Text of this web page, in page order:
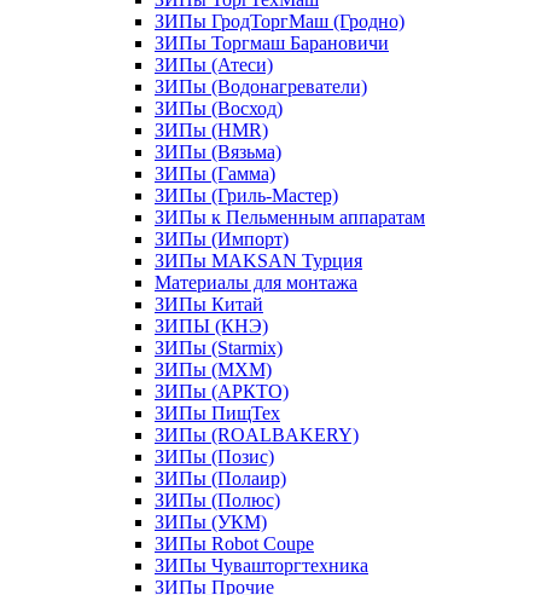
ЗИПы ГродТоргМаш (Гродно)
ЗИПы Торгмаш Барановичи
ЗИПы (Атеси)
ЗИПы (Водонагреватели)
ЗИПы (Восход)
ЗИПы (HMR)
ЗИПы (Вязьма)
ЗИПы (Гамма)
ЗИПы (Гриль-Мастер)
ЗИПы к Пельменным аппаратам
ЗИПы (Импорт)
ЗИПы MAKSAN Турция
Материалы для монтажа
ЗИПы Китай
ЗИПЫ (КНЭ)
ЗИПы (Starmix)
ЗИПы (МХМ)
ЗИПы (АРКТО)
ЗИПы ПищТех
ЗИПы (ROALBAKERY)
ЗИПы (Позис)
ЗИПы (Полаир)
ЗИПы (Полюс)
ЗИПы (УКМ)
ЗИПы Robot Coupe
ЗИПы Чувашторгтехника
ЗИПы Прочие